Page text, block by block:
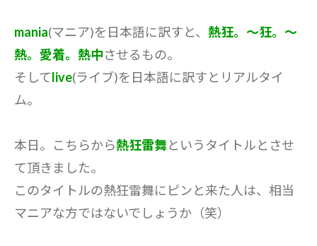
mania(マニア)を日本語に訳すと、 熱狂。～狂。～
熱。愛着。熱中させるもの。
そしてlive(ライブ)を日本語に訳すとリアルタイ
ム。
本日。こちらから熱狂雷舞というタイトルとさせ
て頂きました。
このタイトルの熱狂雷舞にピンと来た人は、相当
マニアな方ではないでしょうか（笑）